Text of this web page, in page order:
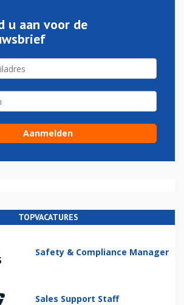
u aan voor de
TOPVACATURES
Safety & Compliance Manager
Sales Support Staff